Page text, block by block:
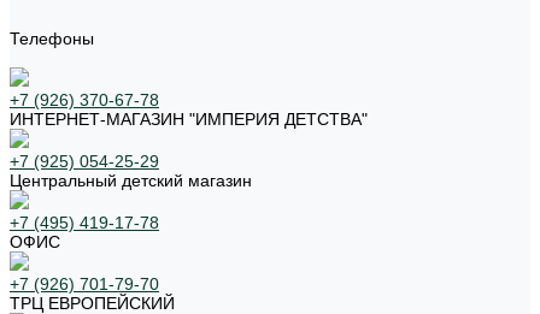
Телефоны
+7 (926) 370-67-78
ИНТЕРНЕТ-МАГАЗИН "ИМПЕРИЯ ДЕТСТВА"
+7 (925) 054-25-29
Центральный детский магазин
+7 (495) 419-17-78
ОФИС
+7 (926) 701-79-70
ТРЦ ЕВРОПЕЙСКИЙ